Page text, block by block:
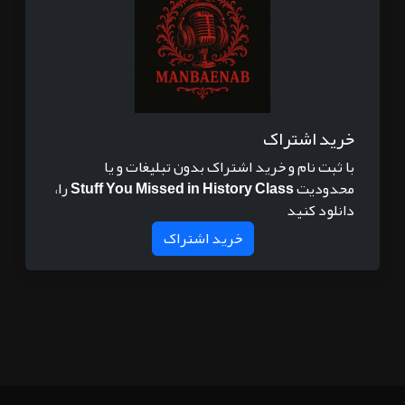
خرید اشتراک
با ثبت نام و خرید اشتراک بدون تبلیغات و یا
محدودیتStuff You Missed in History Classرا،
دانلود کنید
خرید اشتراک